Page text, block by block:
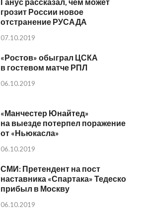
грозит России новое
отстранение РУСАДА
07.10.2019
«Ростов» обыграл ЦСКА
в гостевом матче РПЛ
06.10.2019
«Манчестер Юнайтед»
на выезде потерпел поражение
от «Ньюкасла»
06.10.2019
СМИ: Претендент на пост
наставника «Спартака» Тедеско
прибыл в Москву
06.10.2019